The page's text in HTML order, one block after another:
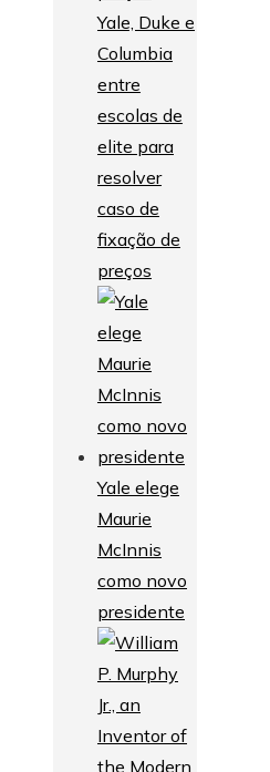
Yale, Duke e
Columbia
entre
escolas de
elite para
resolver
caso de
fixação de
preços
Yale elege
Maurie
McInnis
como novo
presidente